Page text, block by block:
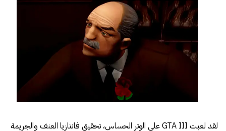
لقد لعبت GTA III على الوتر الحساس، تحقيق فانتازيا العنف والجريمة